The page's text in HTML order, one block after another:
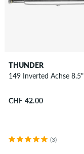
THUNDER
149 Inverted Achse 8.5"
CHF 42.00
(3)